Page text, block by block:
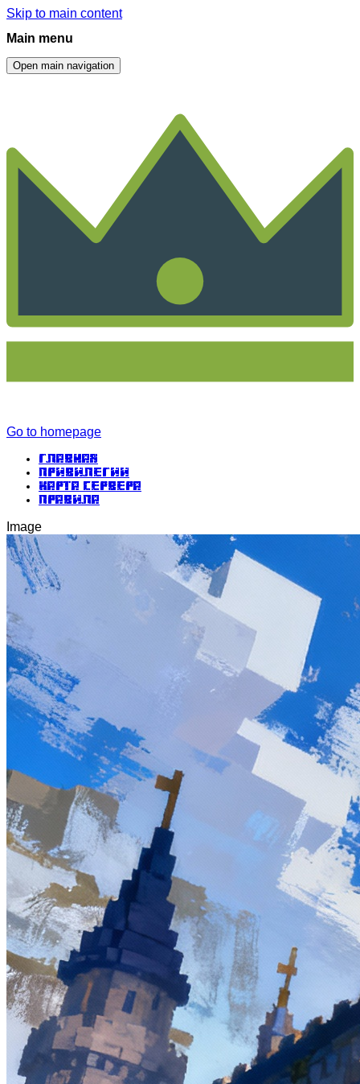
Skip to main content
Main menu
Open main navigation
Go to homepage
Главная
Привилегии
Карта сервера
Правила
Image